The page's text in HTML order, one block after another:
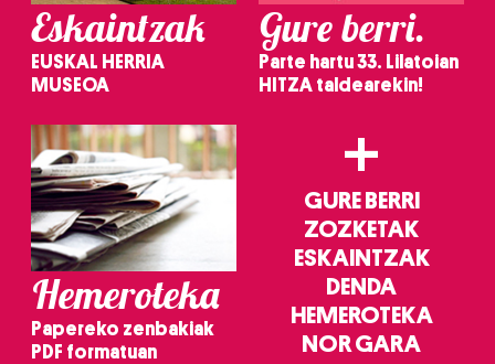
Eskaintzak
EUSKAL HERRIA
MUSEOA
Gure berri.
Parte hartu 33. Lilatoian
HITZA taldearekin!
Hemeroteka
Papereko zenbakiak
PDF formatuan
+
GURE BERRI
ZOZKETAK
ESKAINTZAK
DENDA
HEMEROTEKA
NOR GARA